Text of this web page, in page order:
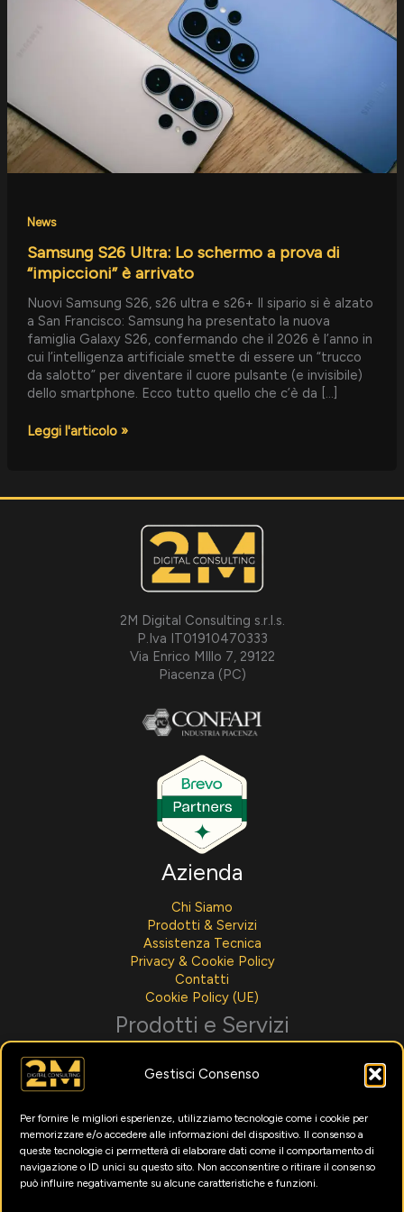
Gestisci Consenso
Per fornire le migliori esperienze, utilizziamo tecnologie come i cookie per
memorizzare e/o accedere alle informazioni del dispositivo. Il consenso a
queste tecnologie ci permetterà di elaborare dati come il comportamento di
navigazione o ID unici su questo sito. Non acconsentire o ritirare il consenso
può influire negativamente su alcune caratteristiche e funzioni.
News
Samsung S26 Ultra: Lo schermo a prova di
“impiccioni” è arrivato
Nuovi Samsung S26, s26 ultra e s26+ Il sipario si è alzato
a San Francisco: Samsung ha presentato la nuova
famiglia Galaxy S26, confermando che il 2026 è l’anno in
cui l’intelligenza artificiale smette di essere un “trucco
da salotto” per diventare il cuore pulsante (e invisibile)
dello smartphone. Ecco tutto quello che c’è da […]
è
arrivato
Leggi l'articolo »
2M Digital Consulting s.r.l.s.
P.Iva IT01910470333
Via Enrico MIllo 7, 29122
Piacenza (PC)
Azienda
Chi Siamo
Prodotti & Servizi
Assistenza Tecnica
Privacy & Cookie Policy
Contatti
Cookie Policy (UE)
Prodotti e Servizi
Integrazioni AI
Noleggio Per Aziende
Menù Digitali
Formazione Intelligenza Artificiale
Marketing Digitale
Utility